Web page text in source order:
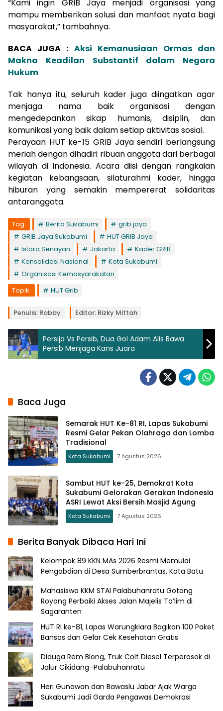
“Kami ingin GRIB Jaya menjadi organisasi yang
mampu memberikan solusi dan manfaat nyata bagi
masyarakat,” tambahnya.
BACA JUGA : Aksi Kemanusiaan Ormas dan
Makna Keadilan Substantif dalam Negara
Hukum
Tak hanya itu, seluruh kader juga diingatkan agar
menjaga nama baik organisasi dengan
mengedepankan sikap humanis, disiplin, dan
komunikasi yang baik dalam setiap aktivitas sosial.
Perayaan HUT ke-15 GRIB Jaya sendiri berlangsung
meriah dengan dihadiri ribuan anggota dari berbagai
wilayah di Indonesia. Acara diisi dengan rangkaian
kegiatan kebangsaan, silaturahmi kader, hingga
hiburan yang semakin mempererat solidaritas
antaranggota.
Tag: Berita Sukabumi
grib jaya
GRIB Jaya Sukabumi
HUT GRIB Jaya
Istora Senayan
Jakarta
Kader GRIB
Konsolidasi Nasional
Kota Sukabumi
Organisasi Kemasyarakatan
Topik:
HUT Grib
Penulis: Robby Editor: Rizky Miftah
Persija Vs Persib, Dua Gol Adam Alis Bawa
Persib Menjaga Kans Juara
Baca Juga
Semarak HUT Ke-81 RI, Lapas Sukabumi
Resmi Gelar Pekan Olahraga dan Lomba
Tradisional
Kota Sukabumi 7 Agustus 2026
Sambut HUT ke-25, Demokrat Kota
Sukabumi Gelorakan Gerakan Indonesia
ASRI Lewat Aksi Bersih Masjid Agung
Kota Sukabumi 7 Agustus 2026
Berita Banyak Dibaca Hari Ini
Kelompok 89 KKN MAs 2026 Resmi Memulai
Pengabdian di Desa Sumberbrantas, Kota Batu
Mahasiswa KKM STAI Palabuhanratu Gotong
Royong Perbaiki Akses Jalan Majelis Ta’lim di
Sagaranten
HUT RI ke-81, Lapas Warungkiara Bagikan 100 Paket
Bansos dan Gelar Cek Kesehatan Gratis
Diduga Rem Blong, Truk Colt Diesel Terperosok di
Jalur Cikidang–Palabuhanratu
Heri Gunawan dan Bawaslu Jabar Ajak Warga
Sukabumi Jadi Garda Pengawas Demokrasi